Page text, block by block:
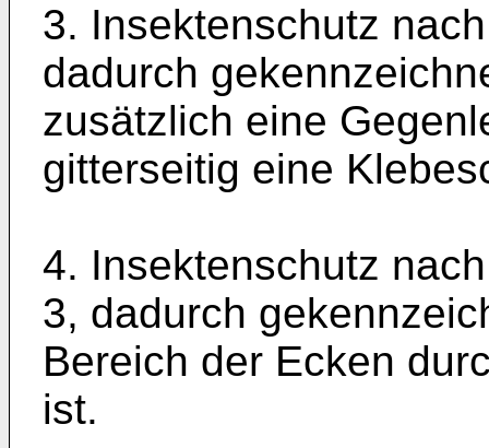
3. Insektenschutz
dadurch
zusätzlich eine
gitterseitig eine
4. Insektenschutz
3, dadurch
Bereich der Ecken
ist.